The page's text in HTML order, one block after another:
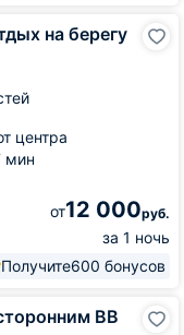
на берегу
центра
мин
от12 000руб.
за 1 ночь
Получите600 бонусов
ВВ